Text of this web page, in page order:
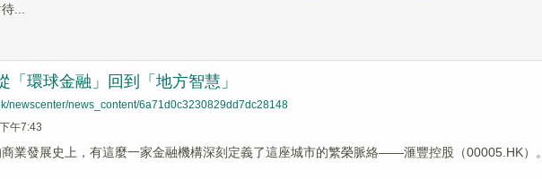
...
「環球金融」回到「地方智慧」
newscenter/news_content/6a71d0c3230829dd7dc28148
午7:43
業發展史上，有這麼一家金融機構深刻定義了這座城市的繁榮脈絡——滙豐控股（00005.HK）。